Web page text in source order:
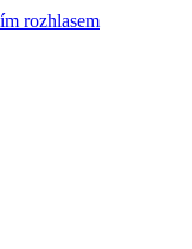
rozhlasem